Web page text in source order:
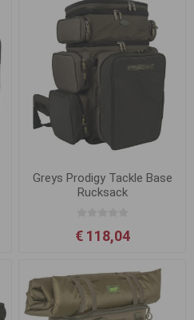
Greys Prodigy Tackle Base
Rucksack
€ 118,04